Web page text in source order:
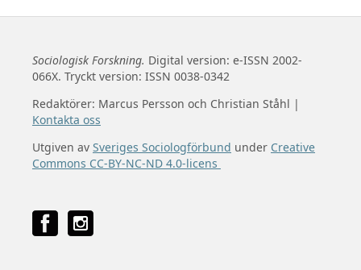
Sociologisk Forskning. Digital version: e-ISSN 2002-
066X. Tryckt version: ISSN 0038-0342
Redaktörer: Marcus Persson och Christian Ståhl |
Kontakta oss
Utgiven av Sveriges Sociologförbund under Creative
Commons CC-BY-NC-ND 4.0-licens